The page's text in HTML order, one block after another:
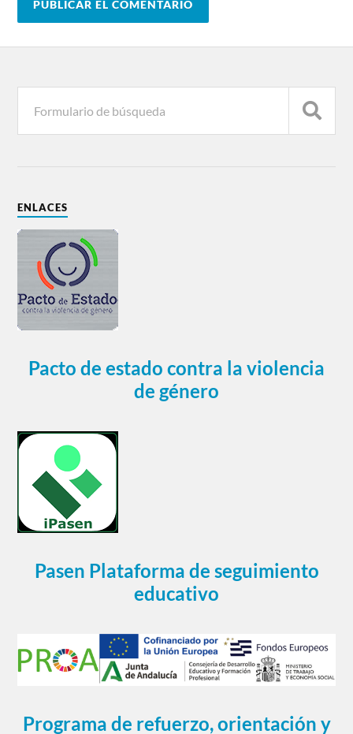
ENLACES
Pacto de estado contra la violencia
de género
Pasen Plataforma de seguimiento
educativo
Programa de refuerzo, orientación y